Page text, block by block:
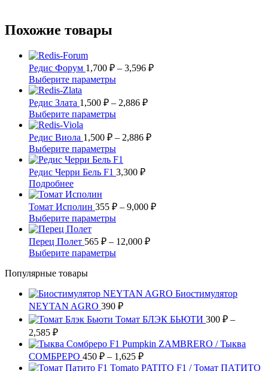
Похожие товары
Редис Форум 1,700 ₽ – 3,596 ₽Диапазон
Выберите параметрыЭтот
имеет
несколько
вариаций.
Опции
можно
выбрать
на
странице
Редис Злата 1,500 ₽ – 2,886 ₽Диапазон
–
Выберите параметрыЭтот
имеет
несколько
вариаций.
Опции
можно
странице
товара.
Редис Виола 1,500 ₽ – 2,886 ₽Диапазон
Выберите параметрыЭтот
товар
имеет
Опции
можно
выбрать
странице
товара.
Редис Черри Бель F1 3,300 ₽
ПодробнееЭтот
товар
имеет
несколько
вариаций.
Опции
можно
выбрать
странице
товара.
Томат Исполин 355 ₽ – 9,000 ₽Диапазон
Выберите параметрыЭтот
имеет
несколько
вариаций.
выбрать
на
странице
товара.
Перец Полет 565 ₽ – 12,000 ₽Диапазон
Выберите параметрыЭтот
вариаций.
Опции
можно
на
странице
товара.
Популярные товары
Биостимулятор
NEYTAN AGRO 390 ₽
Томат БЛЭК БЬЮТИ 300 ₽ –
2,585 ₽Диапазон
цен:
300 ₽
–
Pumpkin ZAMBRERO / Тыква
СОМБРЕРО 450 ₽ – 1,625 ₽Диапазон
цен:
Tomato PATITO F1 / Томат ПАТИТО